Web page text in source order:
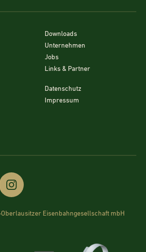
Downloads
Unternehmen
Jobs
Links & Partner
Datenschutz
Impressum
Eisenbahngesellschaft mbH